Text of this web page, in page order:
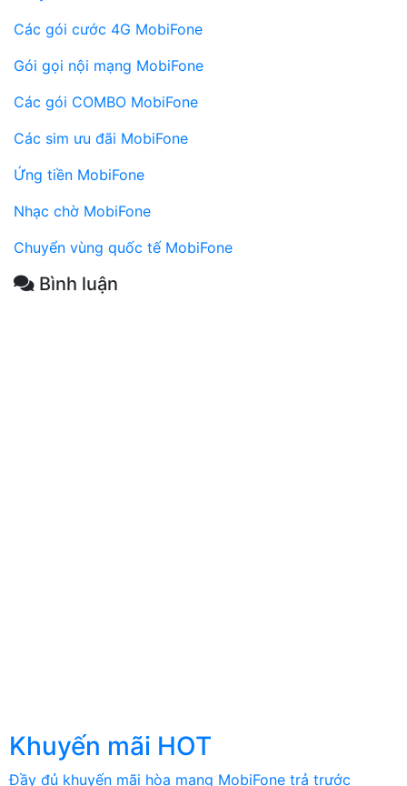
Các gói cước 4G MobiFone
Gói gọi nội mạng MobiFone
Các gói COMBO MobiFone
Các sim ưu đãi MobiFone
Ứng tiền MobiFone
Nhạc chờ MobiFone
Chuyển vùng quốc tế MobiFone
Bình luận
Khuyến mãi HOT
Đầy đủ khuyến mãi hòa mạng MobiFone trả trước